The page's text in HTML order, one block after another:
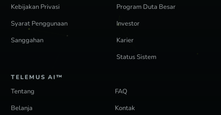
Kebijakan Privasi
Syarat Penggunaan
Sanggahan
Program Duta Besar
Investor
Karier
Status Sistem
TELEMUS AI™
Tentang
FAQ
Belanja
Kontak